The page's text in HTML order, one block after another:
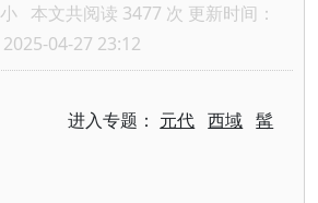
小 本文共阅读 3477 次 更新时间：
2025-04-27 23:12
进入专题： 元代 西域 髯